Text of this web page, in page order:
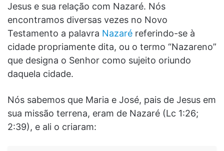
Jesus e sua relação com Nazaré. Nós
encontramos diversas vezes no Novo
Testamento a palavra Nazaré referindo-se à
cidade propriamente dita, ou o termo “Nazareno”
que designa o Senhor como sujeito oriundo
daquela cidade.
Nós sabemos que Maria e José, pais de Jesus em
sua missão terrena, eram de Nazaré (Lc 1:26;
2:39), e ali o criaram: